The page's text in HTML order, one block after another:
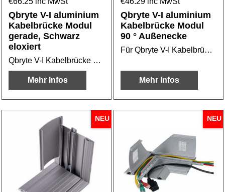
Qbryte V-I aluminium
Kabelbrücke Modul
gerade, Schwarz
eloxiert
Qbryte V-I Kabelbrücke oder Kabelbridge Schwarz eloxiert
Mehr Infos
Qbryte V-I aluminium
Kabelbrücke Modul
90 ° Außenecke
Für Qbryte V-I Kabelbrücke oder Kabelbridge
Mehr Infos
NEU NEU